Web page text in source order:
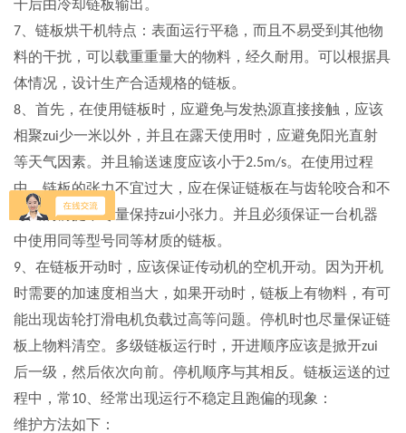
干后由冷却链板输出。
7 、链板烘干机特点：表面运行平稳，而且不易受到其他物
料的干扰，可以载重重量大的物料，经久耐用。可以根据具
体情况，设计生产合适规格的链板。
8 、首先，在使用链板时，应避免与发热源直接接触，应该
相聚zui少一米以外，并且在露天使用时，应避免阳光直射
等天气因素。并且输送速度应该小于2.5m/s。在使用过程
中，链板的张力不宜过大，应在保证链板在与齿轮咬合和不
弯曲的前提下尽量保持zui小张力。并且必须保证一台机器
中使用同等型号同等材质的链板。
9 、在链板开动时，应该保证传动机的空机开动。因为开机
时需要的加速度相当大，如果开动时，链板上有物料，有可
能出现齿轮打滑电机负载过高等问题。停机时也尽量保证链
板上物料清空。多级链板运行时，开进顺序应该是掀开zui
后一级，然后依次向前。停机顺序与其相反。链板运送的过
程中，常10 、经常出现运行不稳定且跑偏的现象：
维护方法如下：